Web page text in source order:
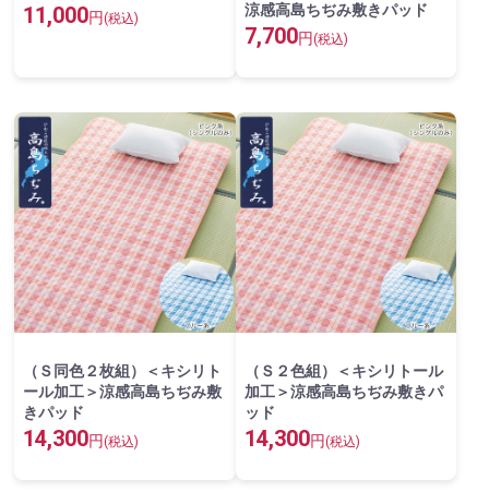
11,000円 (税込)
涼感高島ちぢみ敷きパッド
7,700円 (税込)
（Ｓ同色２枚組）＜キシリト
ール加工＞涼感高島ちぢみ敷
きパッド
14,300円 (税込)
（Ｓ２色組）＜キシリトール
加工＞涼感高島ちぢみ敷きパ
ッド
14,300円 (税込)